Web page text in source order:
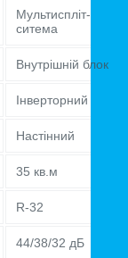
Мультиспліт-
ситема
Внутрішній блок
Інверторний
Настінний
35 кв.м
R-32
44/38/32 дБ